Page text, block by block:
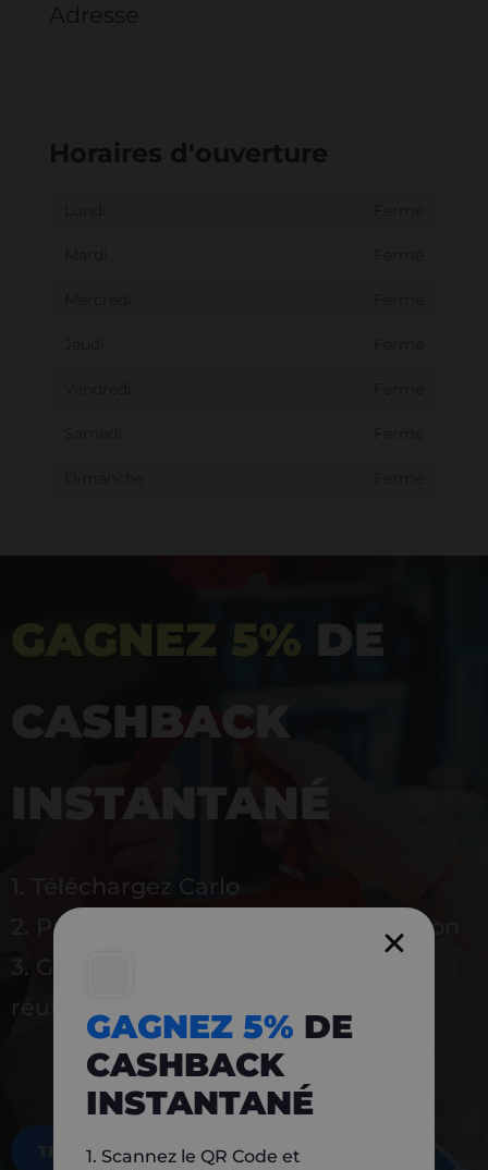
Adresse
Horaires d'ouverture
GAGNEZ 5% DE
CASHBACK
INSTANTANÉ
1. Téléchargez Carlo
2. Payez en magasin avec l’application
3. Gagnez instantanément 5 % à
réutiliser
TÉLÉCHARGEZ MAINTENANT
GAGNEZ 5% DE
CASHBACK
INSTANTANÉ
1. Scannez le QR Code et